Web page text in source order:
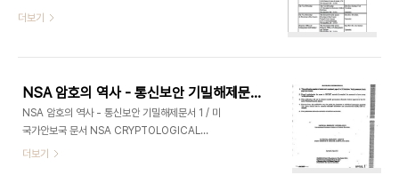
대로 품고 있는 것으로 주주들의 이익에 크게 반하는
대표와 안모이사를 77억원의 회사자금을 횡령한 혐
지난 6월 4일 서울중앙지법은..
입니다 대통령과 부통령 그리고 상하원 의장, 상하원
맺음말이 RESPECTFULLY YOURS 라고 합니다
그외 공직자에게는 SINCERELY를 맺음말로 한다고
합니다 또 육해공군과 해병대등의 장군들에 대한 호
칭, 맺음말, 그리고 미국과 캐나다의 각주별 약자, 계
급순위등을 알 수 있습니다 미국 정부를 대상으로 한
더보기
NSA 암호의 역사 - 통신보안 기밀해제문서 1
NSA 암호의 역사 - 통신보안 기밀해제문서 1 / 미
국가안보국 문서 NSA CRYPTOLOGICAL
HISTORY 1973
더보기